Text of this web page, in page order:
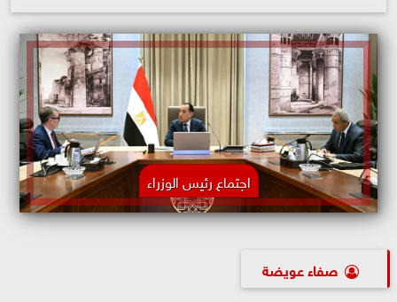
اجتماع رئيس الوزراء
صفاء عويضة